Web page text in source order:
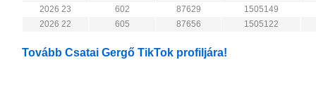
2026 23
602 87629
1505149
2026 22
605 87656 1505122
Tovább Csatai Gergő TikTok profiljára!